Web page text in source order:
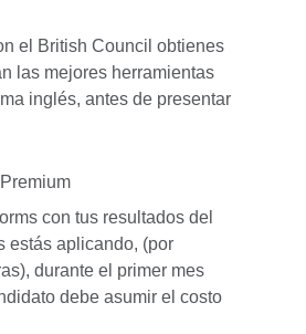
el British Council obtienes
las mejores herramientas
inglés, antes de presentar
con tus resultados del
estás aplicando, (por
durante el primer mes
debe asumir el costo